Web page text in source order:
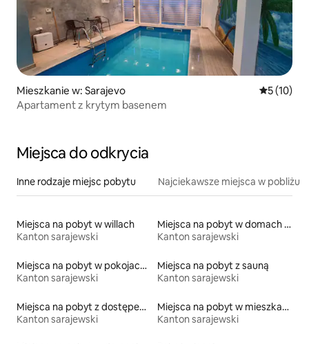
Mieszkanie w: Sarajevo Średnia
5 (10)
Apartament z krytym basenem
Miejsca do odkrycia
Inne rodzaje miejsc pobytu Najciekawsze miejsca w pobliżu
Miejsca na pobyt w willach
Kanton sarajewski
Miejsca na pobyt w domach wakacyjnych
Kanton sarajewski
Miejsca na pobyt w pokojach prywatnych z łazienką
Kanton sarajewski
Miejsca na pobyt z sauną
Kanton sarajewski
Miejsca na pobyt z dostępem do jeziora
Kanton sarajewski
Miejsca na pobyt w mieszkaniach typu condo
Kanton sarajewski